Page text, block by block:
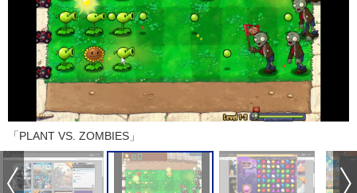
「PLANT VS. ZOMBIES」